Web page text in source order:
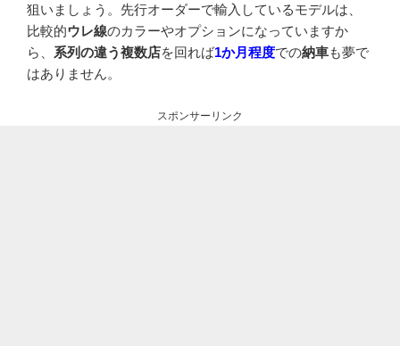
狙いましょう。先行オーダーで輸入しているモデルは、
比較的ウレ線のカラーやオプションになっていますか
ら、 系列の違う複数店を回れば1か月程度での納車も夢で
はありません。
スポンサーリンク